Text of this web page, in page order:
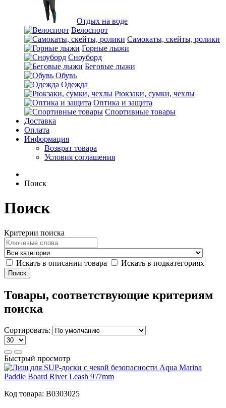
Отдых на воде
Велоспорт
Самокаты, скейты, ролики
Горные лыжи
Сноуборд
Беговые лыжи
Обувь
Одежда
Рюкзаки, сумки, чехлы
Оптика и защита
Спортивные товары
Доставка
Оплата
Информация
Возврат товара
Условия соглашения
Поиск
Поиск
Критерии поиска
Искать в описании товара Искать в подкатегориях
Товары, соответствующие критериям
поиска
Сортировать:
Быстрый просмотр
Код товара: B0303025